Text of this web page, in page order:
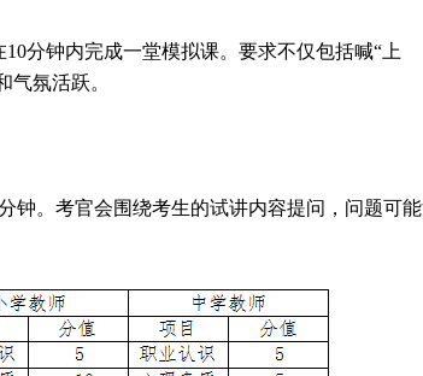
分钟内完成一堂模拟课。要求不仅包括喊“上
气氛活跃。
钟。考官会围绕考生的试讲内容提问，问题可